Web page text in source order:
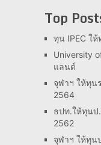
Top
ทุน IPEC ใ
University
แลนด์
จุฬาฯ ให้ทุน
2564
ธปท.ให้ทุนป
2562
จุฬาฯ ให้ทุน